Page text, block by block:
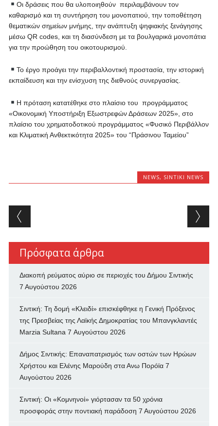
Οι δράσεις που θα υλοποιηθούν περιλαμβάνουν τον
καθαρισμό και τη συντήρηση του μονοπατιού, την τοποθέτηση
θεματικών σημείων μνήμης, την ανάπτυξη ψηφιακής ξενάγησης
μέσω QR codes, και τη διασύνδεση με τα βουλγαρικά μονοπάτια
για την προώθηση του οικοτουρισμού.
Το έργο προάγει την περιβαλλοντική προστασία, την ιστορική
εκπαίδευση και την ενίσχυση της διεθνούς συνεργασίας.
Η πρόταση κατατέθηκε στο πλαίσιο του προγράμματος
«Oικονομική Υποστήριξη Εξωστρεφών Δράσεων 2025», στο
πλαίσιο του χρηματοδοτικού προγράμματος «Φυσικό Περιβάλλον
και Κλιματική Ανθεκτικότητα 2025» του “Πράσινου Ταμείου”
NEWS, SINTIKI NEWS
Post navigation
Πρόσφατα άρθρα
Διακοπή ρεύματος αύριο σε περιοχές του Δήμου Σιντικής
7 Αυγούστου 2026
Σιντική: Τη δομή «Κλειδί» επισκέφθηκε η Γενική Πρόξενος
της Πρεσβείας της Λαϊκής Δημοκρατίας του Μπανγκλαντές
Marzia Sultana 7 Αυγούστου 2026
Δήμος Σιντικής: Επαναπατρισμός των oστών των Ηρώων
Χρήστου και Ελένης Μαρούδη στα Ανω Πορόϊα 7
Αυγούστου 2026
Σιντική: Οι «Κομνηνοί» γιόρτασαν τα 50 χρόνια
προσφοράς στην ποντιακή παράδοση 7 Αυγούστου 2026